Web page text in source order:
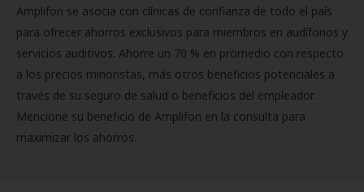
Amplifon se asocia con clínicas de confianza de todo el país
para ofrecer ahorros exclusivos para miembros en audífonos y
servicios auditivos. Ahorre un 70 % en promedio con respecto
a los precios minoristas, más otros beneficios potenciales a
través de su seguro de salud o beneficios del empleador.
Mencione su beneficio de Amplifon en la consulta para
maximizar los ahorros.